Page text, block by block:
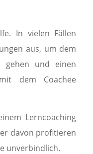
In vielen Fällen
aus, um dem
gehen und einen
dem Coachee
Lerncoaching
davon profitieren
unverbindlich.